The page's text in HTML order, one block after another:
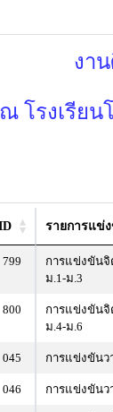
งา
ณ โรงเรียน
รายการแข่
799
การแข่งขันจิ
ม.1-ม.3
800
การแข่งขันจิ
ม.4-ม.6
045 การแข่งขันว
046 การแข่งขันว